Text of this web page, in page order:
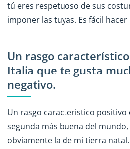
tú eres respetuoso de sus
imponer las tuyas. Es fácil
Un rasgo
Italia que te gusta
negativo.
Un rasgo caracteristico positivo
segunda más buena del
obviamente la de mi tierra